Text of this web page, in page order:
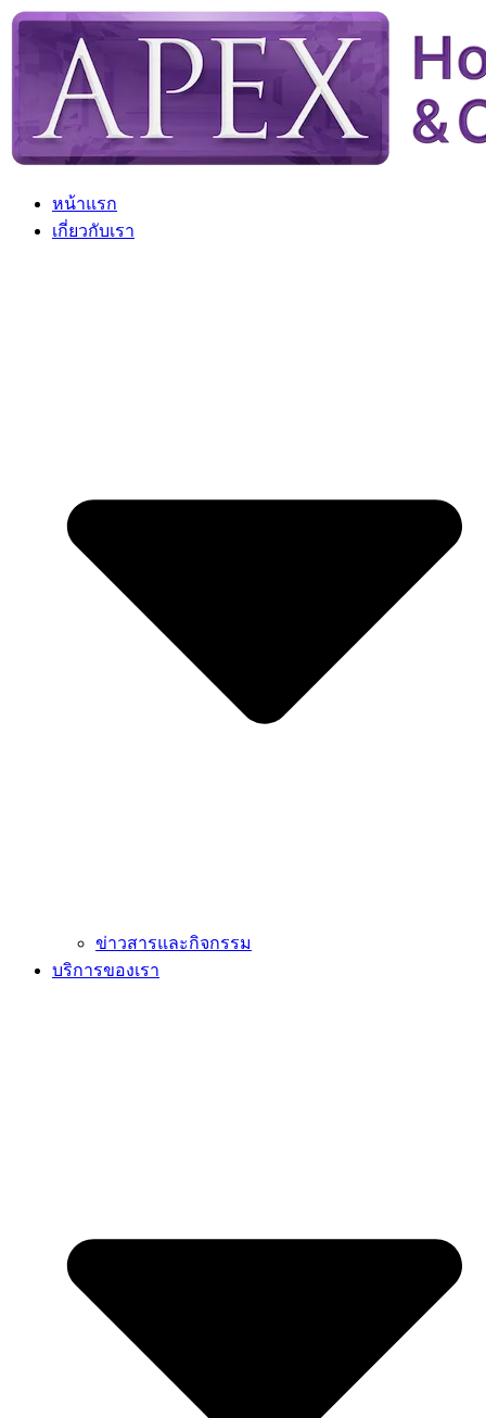
Skip
หน้าแรก
เกี่ยวกับเรา
ข่าวสารและกิจกรรม
บริการของเรา